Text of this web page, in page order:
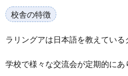
校舎の特徴
ラリングアは日本語を教えてい
学校で様々な交流会が定期的に